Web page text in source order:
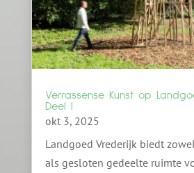
Verrassense Kunst op
Deel I
okt 3, 2025
Landgoed Vrederijk biedt
als gesloten gedeelte ruimte